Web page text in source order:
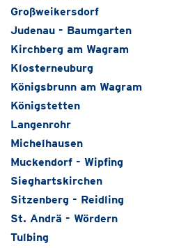
Großweikersdorf
Judenau - Baumgarten
Kirchberg am Wagram
Klosterneuburg
Königsbrunn am Wagram
Königstetten
Langenrohr
Michelhausen
Muckendorf - Wipfing
Sieghartskirchen
Sitzenberg - Reidling
St. Andrä - Wördern
Tulbing